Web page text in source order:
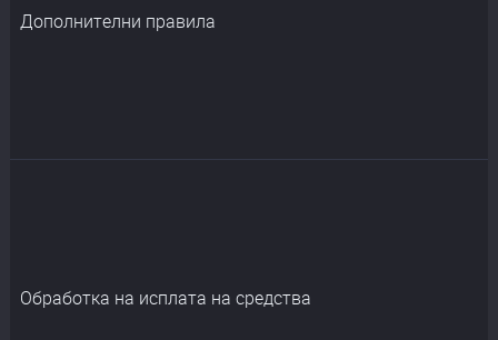
Дополнителни правила
Обработка на исплата на средства